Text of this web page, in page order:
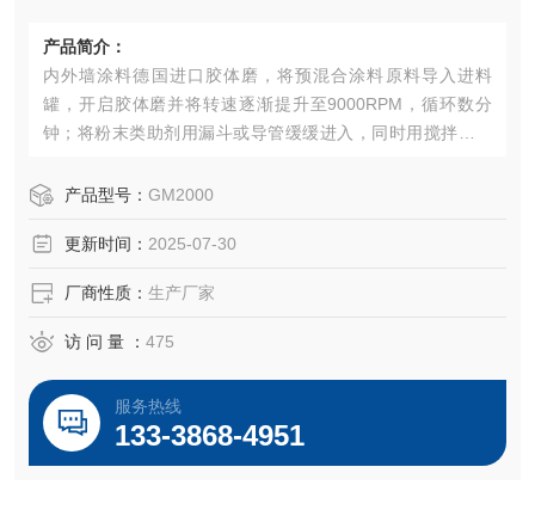
产品简介：
内外墙涂料德国进口胶体磨，将预混合涂料原料导入进料
罐，开启胶体磨并将转速逐渐提升至9000RPM，循环数分
钟；将粉末类助剂用漏斗或导管缓缓进入，同时用搅拌机不
十分钟，粘度太大时需在进料口加置转子泵，研磨结束后将
产品型号： GM2000
更新时间： 2025-07-30
厂商性质： 生产厂家
访 问 量 ： 475
服务热线
133-3868-4951